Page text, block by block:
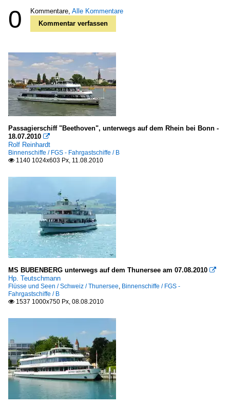
0 Kommentare, Alle Kommentare
Kommentar verfassen
Passagierschiff "Beethoven", unterwegs auf dem Rhein bei Bonn -
18.07.2010 
Rolf Reinhardt
Binnenschiffe / FGS - Fahrgastschiffe / B
 1140 1024x603 Px, 11.08.2010
MS BUBENBERG unterwegs auf dem Thunersee am 07.08.2010 
Hp. Teutschmann
Flüsse und Seen / Schweiz / Thunersee, Binnenschiffe / FGS -
Fahrgastschiffe / B
 1537 1000x750 Px, 08.08.2010